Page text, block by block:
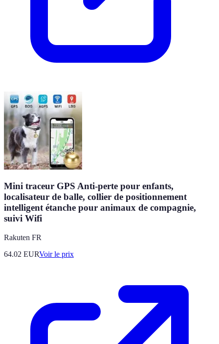
Mini traceur GPS Anti-perte pour enfants,
localisateur de balle, collier de positionnement
intelligent étanche pour animaux de compagnie,
suivi Wifi
Rakuten FR
64.02 EURVoir le prix